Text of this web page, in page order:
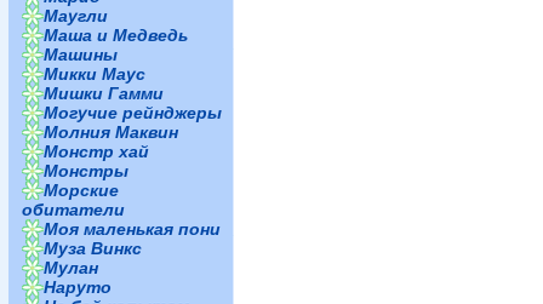
Маугли
Маша и Медведь
Машины
Микки Маус
Мишки Гамми
Могучие рейнджеры
Молния Маквин
Монстр хай
Монстры
Морские
обитатели
Моя маленькая пони
Муза Винкс
Мулан
Наруто